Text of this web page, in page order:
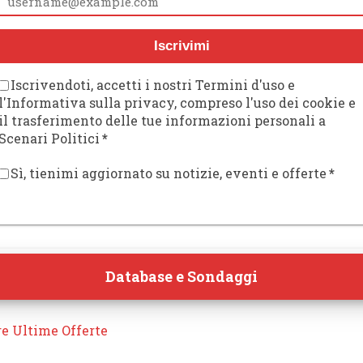
Iscrivimi
Iscrivendoti, accetti i nostri Termini d'uso e
sulla privacy, compreso l'uso dei cookie e
trasferimento delle tue informazioni personali a
Politici*
Sì, tienimi aggiornato su notizie, eventi e offerte*
Database e Sondaggi
Ultime Offerte